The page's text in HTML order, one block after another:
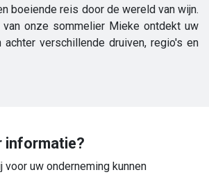
boeiende reis door de wereld van wijn.
van onze sommelier Mieke ontdekt uw
achter verschillende druiven, regio's en
informatie?
voor uw onderneming kunnen